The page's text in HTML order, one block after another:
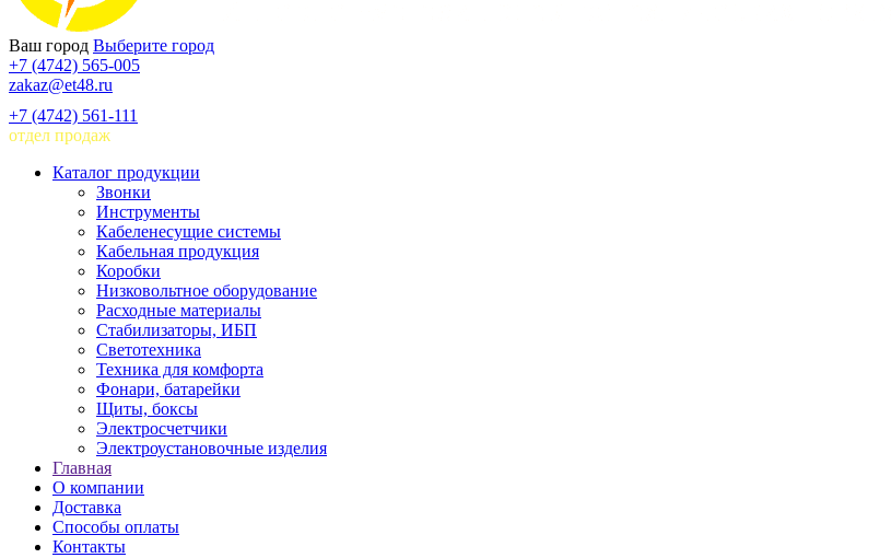
Ваш город Выберите город
+7 (4742) 565-005
zakaz@et48.ru
+7 (4742) 561-111
отдел продаж
Каталог продукции
Звонки
Инструменты
Кабеленесущие системы
Кабельная продукция
Коробки
Низковольтное оборудование
Расходные материалы
Стабилизаторы, ИБП
Светотехника
Техника для комфорта
Фонари, батарейки
Щиты, боксы
Электросчетчики
Электроустановочные изделия
Главная
О компании
Доставка
Способы оплаты
Контакты